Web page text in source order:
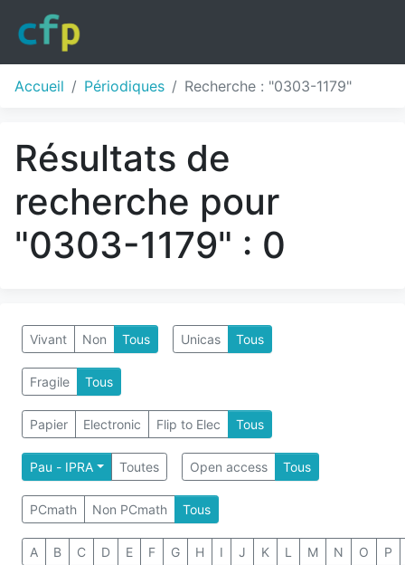
Accueil Périodiques Recherche : "0303-1179"
Résultats de
recherche pour
"0303-1179" : 0
Vivant Non Tous Unicas Tous
Fragile Tous
Papier Electronic Flip to Elec Tous
Pau - IPRA Toutes Open access Tous
PCmath Non PCmath Tous
A B C D E F G H I J K L M N O P